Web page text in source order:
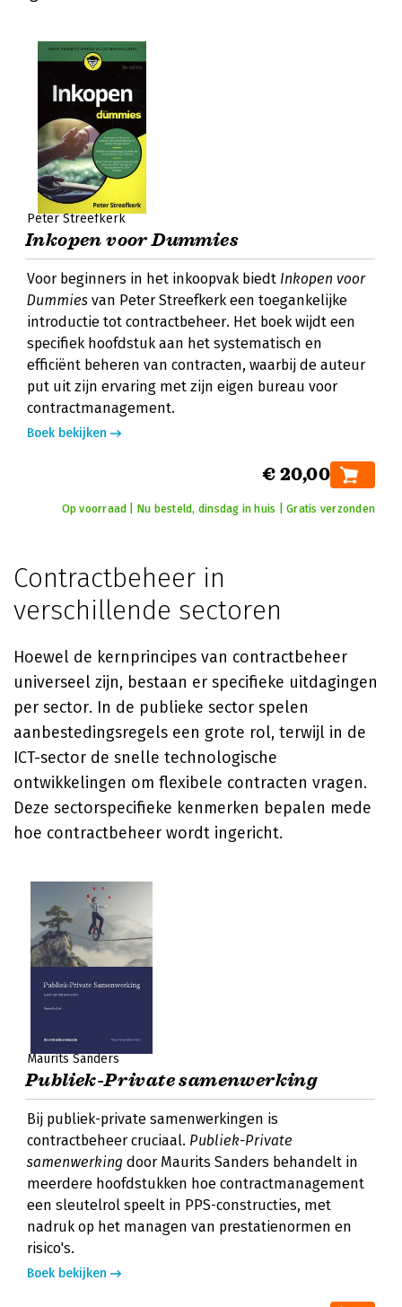
Peter Streefkerk
Inkopen voor Dummies
Voor beginners in het inkoopvak biedt Inkopen voor
Dummies van Peter Streefkerk een toegankelijke
introductie tot contractbeheer. Het boek wijdt een
specifiek hoofdstuk aan het systematisch en
efficiënt beheren van contracten, waarbij de auteur
put uit zijn ervaring met zijn eigen bureau voor
contractmanagement.
Boek bekijken
€ 20,00
Op voorraad | Nu besteld, dinsdag in huis | Gratis verzonden
Contractbeheer in
verschillende sectoren
Hoewel de kernprincipes van contractbeheer
universeel zijn, bestaan er specifieke uitdagingen
per sector. In de publieke sector spelen
aanbestedingsregels een grote rol, terwijl in de
ICT-sector de snelle technologische
ontwikkelingen om flexibele contracten vragen.
Deze sectorspecifieke kenmerken bepalen mede
hoe contractbeheer wordt ingericht.
Maurits Sanders
Publiek-Private samenwerking
Bij publiek-private samenwerkingen is
contractbeheer cruciaal. Publiek-Private
samenwerking door Maurits Sanders behandelt in
meerdere hoofdstukken hoe contractmanagement
een sleutelrol speelt in PPS-constructies, met
nadruk op het managen van prestatienormen en
risico's.
Boek bekijken